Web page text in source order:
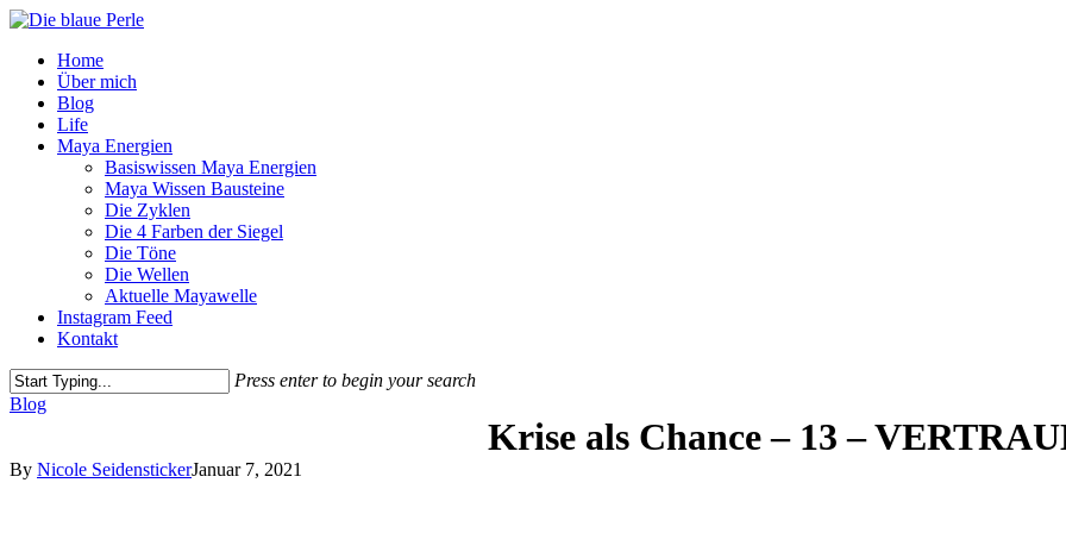
Skip
main
content
Menu
Home
Über mich
Blog
Life
Maya Energien
Basiswissen Maya Energien
Maya Wissen Bausteine
Die Zyklen
Die 4 Farben der Siegel
Die Töne
Die Wellen
Aktuelle Mayawelle
Instagram Feed
Kontakt
Press enter to begin your search
Close
Blog
Krise als Chance – 13 –
By Nicole SeidenstickerJanuar 7, 2021